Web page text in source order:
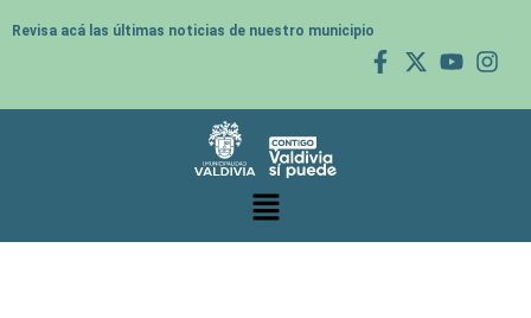
Revisa acá las últimas noticias de nuestro municipio